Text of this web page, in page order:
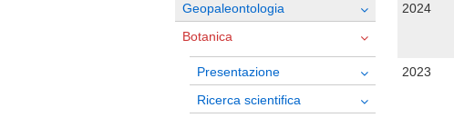
Geopaleontologia
Botanica
Presentazione
Ricerca scientifica
2024
2023